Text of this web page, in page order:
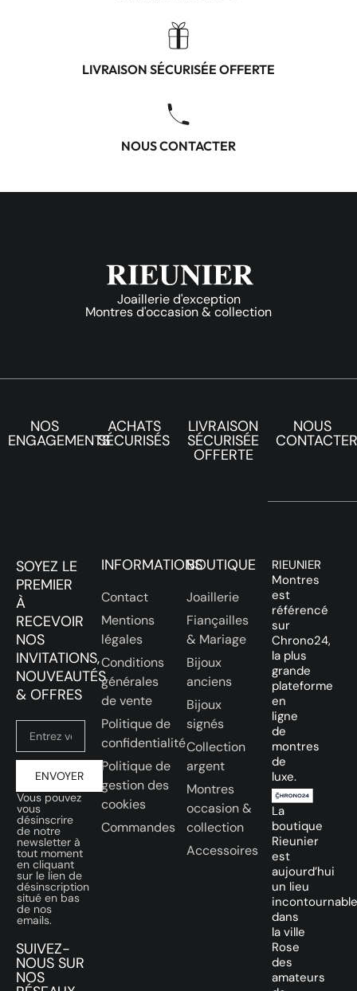
LIVRAISON SÉCURISÉE OFFERTE
NOUS CONTACTER
Joaillerie d'exception
Montres d'occasion & collection
NOS
ENGAGEMENTS
ACHATS
SÉCURISÉS
LIVRAISON
SÉCURISÉE
OFFERTE
NOUS
CONTACTER
SOYEZ LE
PREMIER
À
RECEVOIR
NOS
INVITATIONS,
NOUVEAUTÉS
& OFFRES
ENVOYER
Vous pouvez
vous
désinscrire
de notre
newsletter à
tout moment
en cliquant
sur le lien de
désinscription
situé en bas
de nos
emails.
SUIVEZ-
NOUS SUR
NOS
INFORMATIONS
Contact
Mentions
légales
Conditions
générales
de vente
Politique de
confidentialité
Politique de
gestion des
cookies
Commandes
BOUTIQUE
Joaillerie
Fiançailles
& Mariage
Bijoux
anciens
Bijoux
signés
Collection
argent
Montres
occasion &
collection
Accessoires
RIEUNIER
Montres
est
référencé
sur
Chrono24,
la plus
grande
plateforme
en
ligne
de
montres
de
luxe.
La
boutique
Rieunier
est
aujourd’hui
un lieu
incontournable
dans
la ville
Rose
des
amateurs